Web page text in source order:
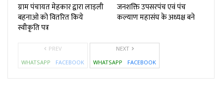
ग्राम पंचायत मेहकार द्वारा लाड़ली
बहनाओ को वितरित किये
स्वीकृति पत्र
जनशक्ति उपसरपंच एवं पंच
कल्याण महासंघ के अध्यक्ष बने
PREV
WHATSAPP
FACEBOOK
NEXT
WHATSAPP
FACEBOOK